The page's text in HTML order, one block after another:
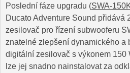
Poslední fáze upgradu (SWA-
Ducato Adventure Sound přidává
zesilovač pro řízení subwooferu
znatelné zlepšení dynamického a
digitální zesilovač s výkonem 150
lze jej snadno nainstalovat za